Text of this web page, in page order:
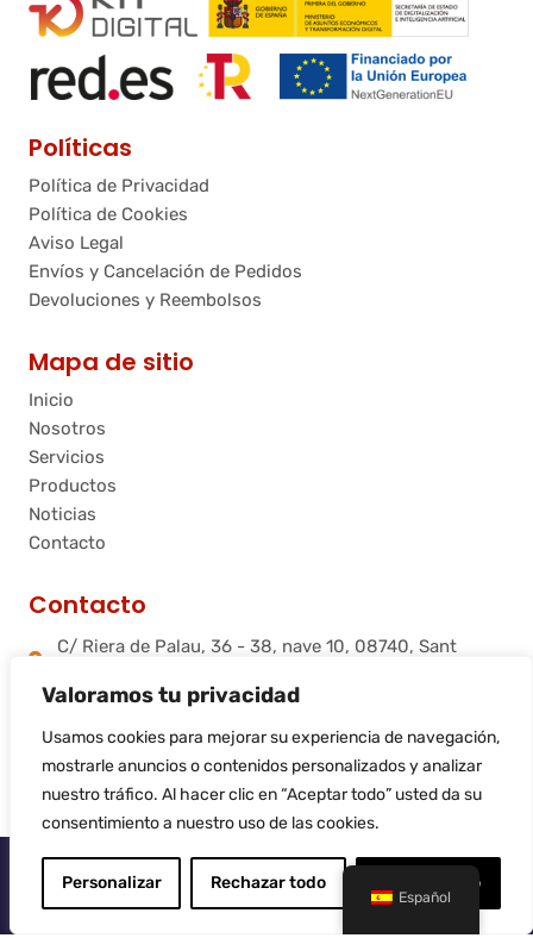
Valoramos tu privacidad
Usamos cookies para mejorar su experiencia de navegación,
mostrarle anuncios o contenidos personalizados y analizar
nuestro tráfico. Al hacer clic en “Aceptar todo” usted da su
consentimiento a nuestro uso de las cookies.
Personalizar Rechazar todo Aceptar todo
Políticas
Política de Privacidad
Política de Cookies
Aviso Legal
Envíos y Cancelación de Pedidos
Devoluciones y Reembolsos
Mapa de sitio
Inicio
Nosotros
Servicios
Productos
Noticias
Contacto
Contacto
C/ Riera de Palau, 36 - 38, nave 10, 08740, Sant
info@flamtec.es
+34 937 06 00 52
Flamtec Combustión Ibérica, S.L.
© 2025
Flamtec
Sitio web realizado porLiderLogo Español